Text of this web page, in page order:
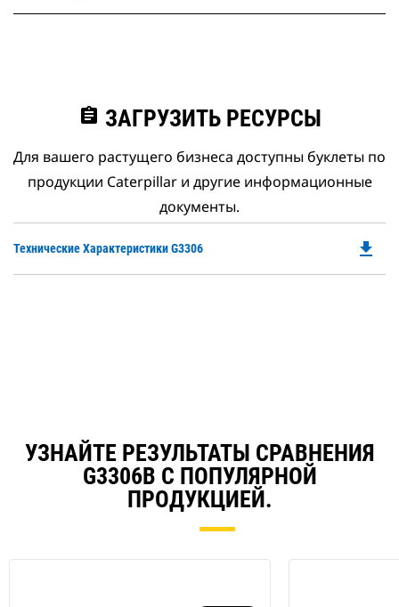
assignment ЗАГРУЗИТЬ РЕСУРСЫ
Для вашего растущего бизнеса доступны буклеты по
продукции Caterpillar и другие информационные
документы.
Технические Характеристики G3306 file_download
УЗНАЙТЕ РЕЗУЛЬТАТЫ СРАВНЕНИЯ
G3306B С ПОПУЛЯРНОЙ
ПРОДУКЦИЕЙ.